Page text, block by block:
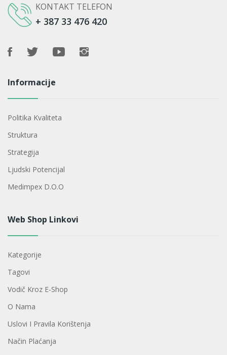
KONTAKT TELEFON
+ 387 33 476 420
Informacije
Politika Kvaliteta
Struktura
Strategija
Ljudski Potencijal
Medimpex D.o.o
Web Shop Linkovi
Kategorije
Tagovi
Vodič Kroz E-Shop
O Nama
Uslovi I Pravila Korištenja
Način Plaćanja